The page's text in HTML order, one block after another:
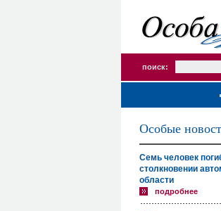
поиск:
Особые
Семь человек
столкновении
области
подробнее